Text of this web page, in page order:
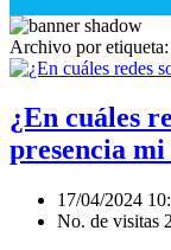
Archivo por etiqueta:
¿En cuáles
presencia mi
17/04/2024
No. de visitas